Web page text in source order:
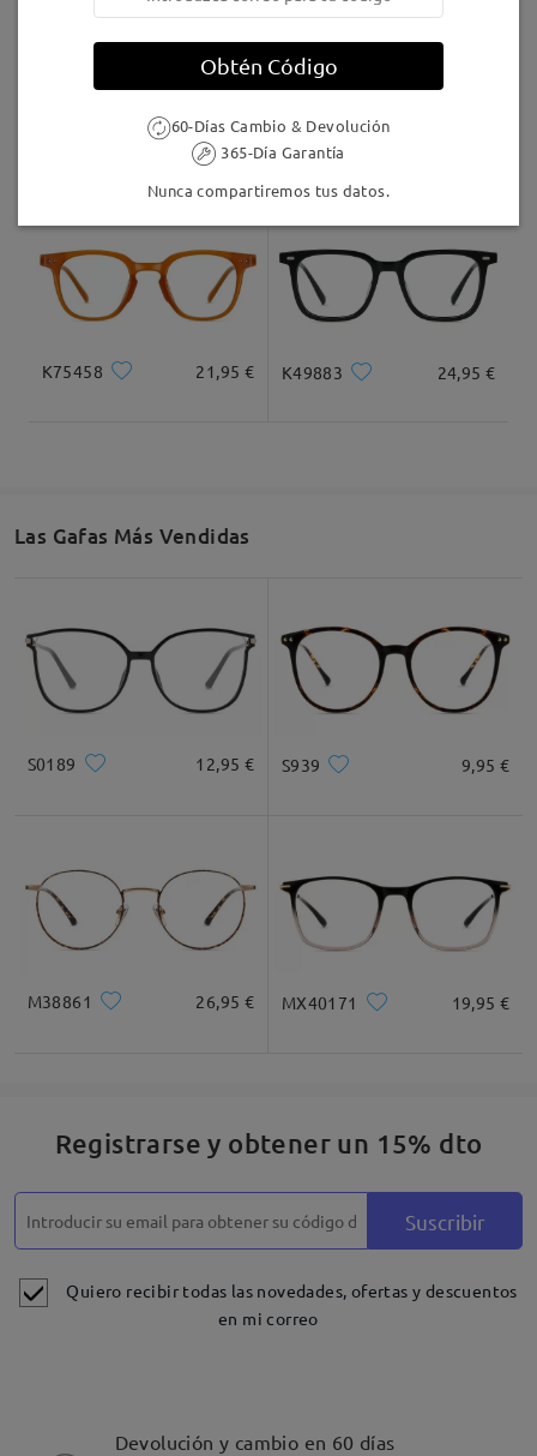
20,95 € K52785
K75458 21,95 € K49883 24,95 €
Las Gafas Más Vendidas
S0189 12,95 € S939 9,95 €
M38861 26,95 € MX40171 19,95 €
Registrarse y obtener un 15% dto
Suscribir
Quiero recibir todas las novedades, ofertas y descuentos
en mi correo
Devolución y cambio en 60 días
Obtén Código
60-Días Cambio & Devolución
365-Día Garantía
Nunca compartiremos tus datos.